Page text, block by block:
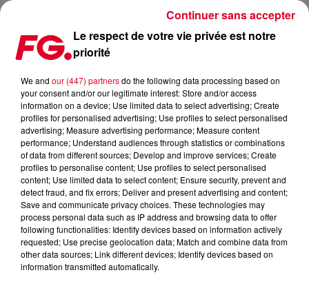
REVOIR LE LIVE ET L’INTERVIEW DE FAKEAR DANS NOS STUDIOS !
Publié : 14 novembre 2017 à 9h53 par La rédaction
Le respect de votre vie privée est notre
priorité
We and our (447) partnersdo the following data processing based on
your consent and/or our legitimate interest: Store and/or access
information on a device; Use limited data to select advertising; Create
profiles for personalised advertising; Use profiles to select personalised
advertising; Measure advertising performance; Measure content
performance; Understand audiences through statistics or combinations
of data from different sources; Develop and improve services; Create
profiles to personalise content; Use profiles to select personalised
content; Use limited data to select content; Ensure security, prevent and
detect fraud, and fix errors; Deliver and present advertising and content;
Save and communicate privacy choices. These technologies may
process personal data such as IP address and browsing data to offer
following functionalities: Identify devices based on information actively
requested; Use precise geolocation data; Match and combine data from
other data sources; Link different devices; Identify devices based on
information transmitted automatically.
Continuer sans accepter